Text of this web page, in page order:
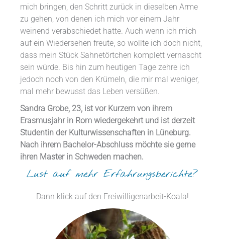
mich bringen, den Schritt zurück in dieselben Arme
zu gehen, von denen ich mich vor einem Jahr
weinend verabschiedet hatte. Auch wenn ich mich
auf ein Wiedersehen freute, so wollte ich doch nicht,
dass mein Stück Sahnetörtchen komplett vernascht
sein würde. Bis hin zum heutigen Tage zehre ich
jedoch noch von den Krümeln, die mir mal weniger,
mal mehr bewusst das Leben versüßen.
Sandra Grobe, 23, ist vor Kurzem von ihrem
Erasmusjahr in Rom wiedergekehrt und ist derzeit
Studentin der Kulturwissenschaften in Lüneburg.
Nach ihrem Bachelor-Abschluss möchte sie gerne
ihren Master in Schweden machen.
Lust auf mehr Erfahrungsberichte?
Dann klick auf den Freiwilligenarbeit-Koala!